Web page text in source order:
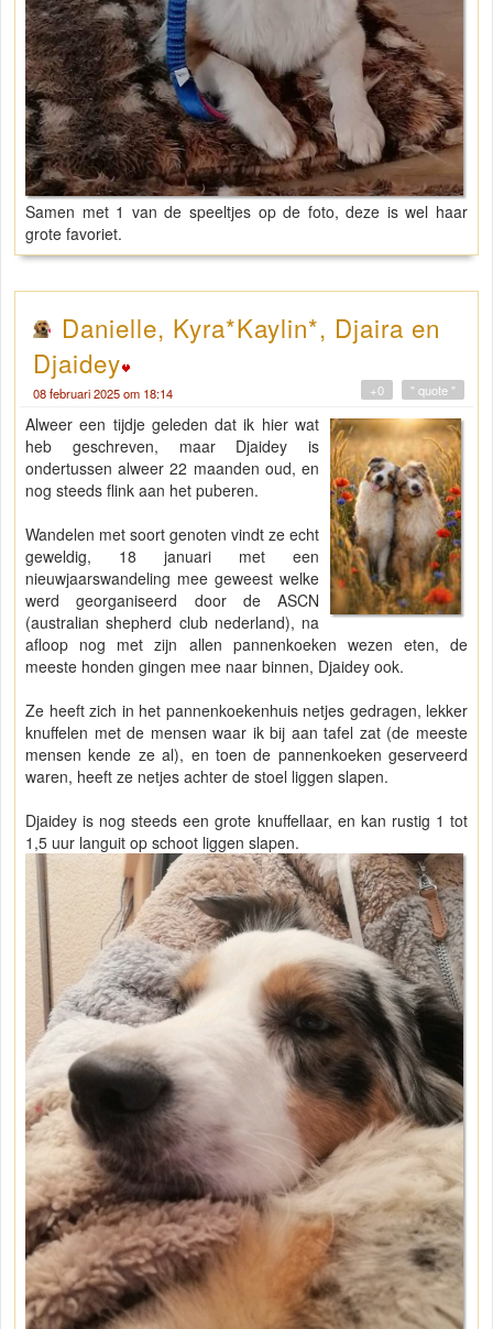
Samen met 1 van de speeltjes op de foto, deze is wel haar
grote favoriet.
Danielle, Kyra*Kaylin*, Djaira en
Djaidey
08 februari 2025 om 18:14 " quote "
+0
Alweer een tijdje geleden dat ik hier wat
heb geschreven, maar Djaidey is
ondertussen alweer 22 maanden oud, en
nog steeds flink aan het puberen.
Wandelen met soort genoten vindt ze echt
geweldig, 18 januari met een
nieuwjaarswandeling mee geweest welke
werd georganiseerd door de ASCN
(australian shepherd club nederland), na
afloop nog met zijn allen pannenkoeken wezen eten, de
meeste honden gingen mee naar binnen, Djaidey ook.
Ze heeft zich in het pannenkoekenhuis netjes gedragen, lekker
knuffelen met de mensen waar ik bij aan tafel zat (de meeste
mensen kende ze al), en toen de pannenkoeken geserveerd
waren, heeft ze netjes achter de stoel liggen slapen.
Djaidey is nog steeds een grote knuffellaar, en kan rustig 1 tot
1,5 uur languit op schoot liggen slapen.